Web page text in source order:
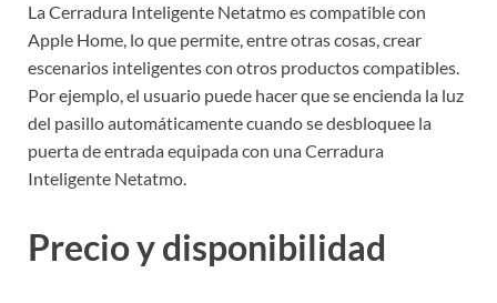
La Cerradura Inteligente Netatmo es compatible con
Apple Home, lo que permite, entre otras cosas, crear
escenarios inteligentes con otros productos compatibles.
Por ejemplo, el usuario puede hacer que se encienda la luz
del pasillo automáticamente cuando se desbloquee la
puerta de entrada equipada con una Cerradura
Inteligente Netatmo.
Precio y disponibilidad